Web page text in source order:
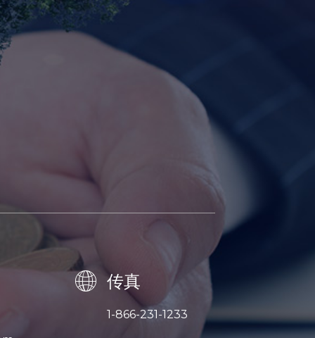
传真
1-866-231-1233